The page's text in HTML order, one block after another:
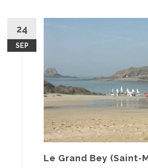
24
SEP
Le Grand Bey (Saint-